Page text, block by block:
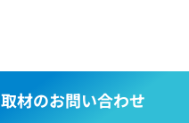
取材のお問い合わせ